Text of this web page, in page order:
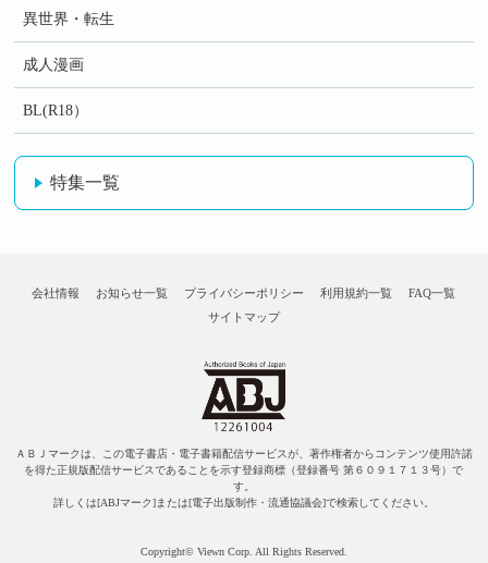
異世界・転生
成人漫画
BL(R18）
特集一覧
会社情報 お知らせ一覧 プライバシーポリシー 利用規約一覧
FAQ一覧
サイトマップ
ＡＢＪマークは、この電子書店・電子書籍配信サービスが、著作権者からコンテンツ使用許諾
を得た正規版配信サービスであることを示す登録商標（登録番号 第６０９１７１３号）で
す。
詳しくは[ABJマーク]または[電子出版制作・流通協議会]で検索してください。
Copyright© Viewn Corp. All Rights Reserved.